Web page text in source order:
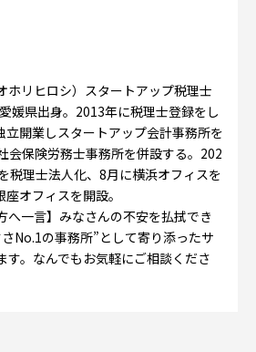
ホリヒロシ）スタートアップ税理士
媛県出身。2013年に税理士登録をし
立開業しスタートアップ会計事務所を
会保険労務士事務所を併設する。202
税理士法人化、8月に横浜オフィスを
オフィスを開設。
へ一言】みなさんの不安を払拭でき
No.1の事務所”として寄り添ったサ
す。なんでもお気軽にご相談くださ